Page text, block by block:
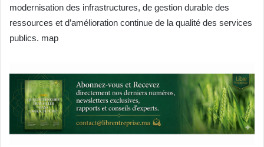
modernisation des infrastructures, de gestion durable des
ressources et d’amélioration continue de la qualité des services
publics. map